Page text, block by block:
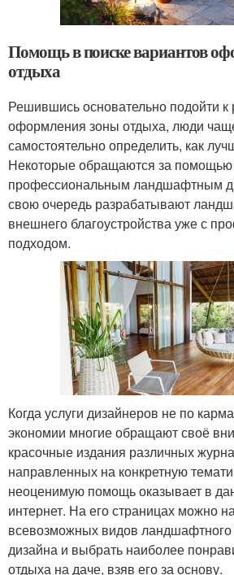
Помощь в поиске вариантов
отдыха
Решившись основательно подойти
оформления зоны отдыха, люди
самостоятельно определить, как
Некоторые обращаются за помощью
профессиональным ландшафтным
свою очередь разрабатывают
внешнего благоустройства уже с
подходом.
Когда услуги дизайнеров не по
экономии многие обращают своё
красочные издания различных
направленных на конкретную
неоценимую помощь оказывает в
интернет. На его страницах можно
всевозможных видов
дизайна и выбрать наиболее
отдыха на даче, взяв его за основу.